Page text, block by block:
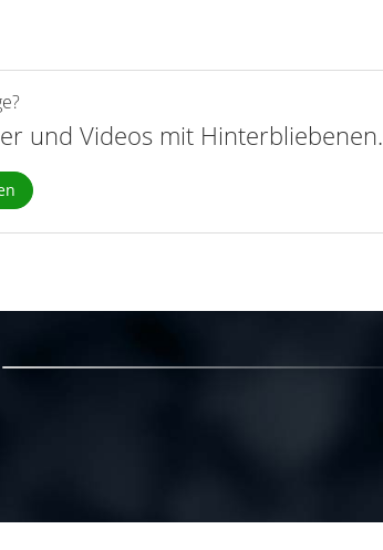
und Videos mit Hinterbliebenen.